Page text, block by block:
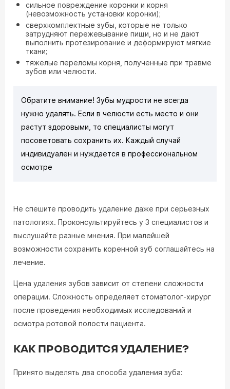
сильное повреждение коронки и корня
(невозможность установки коронки);
сверхкомплектные зубы, которые не только
затрудняют пережевывание пищи, но и не дают
выполнить протезирование и деформируют мягкие
ткани;
тяжелые переломы корня, полученные при травме
зубов или челюсти.
Обратите внимание! Зубы мудрости не всегда
нужно удалять. Если в челюсти есть место и они
растут здоровыми, то специалисты могут
посоветовать сохранить их. Каждый случай
индивидуален и нуждается в профессиональном
осмотре
Не спешите проводить удаление даже при серьезных
патологиях. Проконсультируйтесь у 3 специалистов и
выслушайте разные мнения. При малейшей
возможности сохранить коренной зуб соглашайтесь на
лечение.
Цена удаления зубов зависит от степени сложности
операции. Сложность определяет стоматолог-хирург
после проведения необходимых исследований и
осмотра ротовой полости пациента.
КАК ПРОВОДИТСЯ УДАЛЕНИЕ?
Принято выделять два способа удаления зуба: